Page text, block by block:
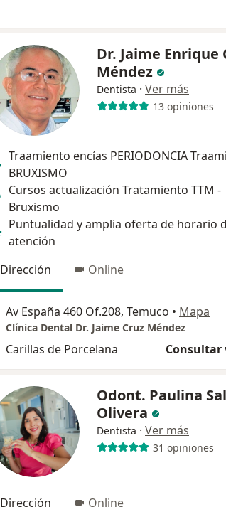
Dr. Jaime Enrique
Méndez
Dentista · Ver más
13 opiniones
Traamiento encías PERIODONCIA
BRUXISMO
Cursos actualización Tratamiento TTM -
Bruxismo
Puntualidad y amplia oferta de horario
atención
Dirección
Online
Av España 460 Of.208, Temuco • Mapa
Clínica Dental Dr. Jaime Cruz Méndez
Carillas de Porcelana Consultar
Odont. Paulina
Olivera
Dentista · Ver más
31 opiniones
Dirección Online